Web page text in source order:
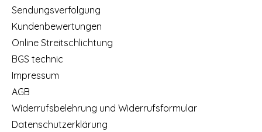
Sendungsverfolgung
Kundenbewertungen
Online Streitschlichtung
BGS technic
Impressum
AGB
Widerrufsbelehrung und Widerrufsformular
Datenschutzerklärung